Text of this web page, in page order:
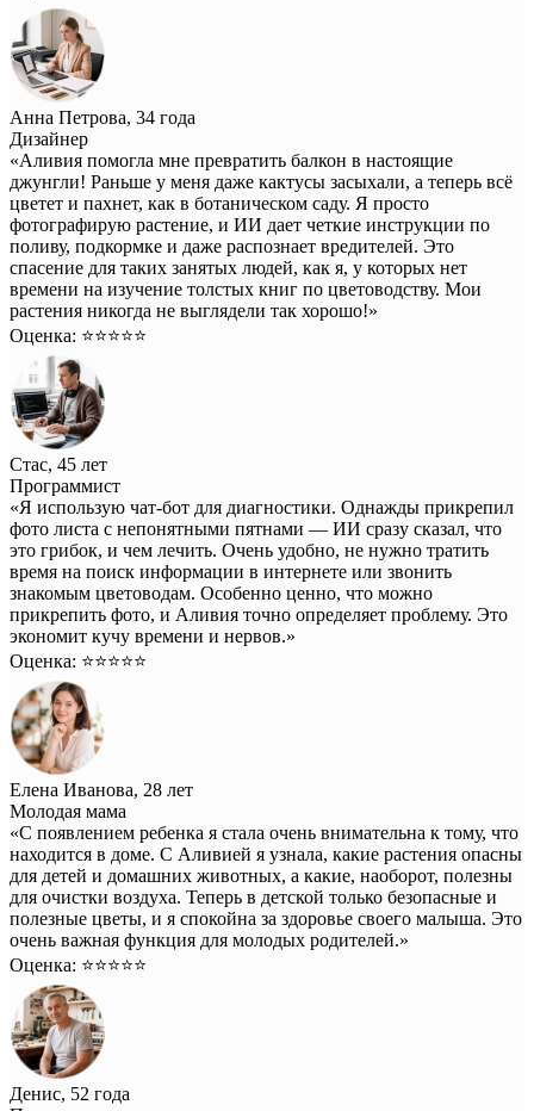
Анна Петрова, 34 года
Дизайнер
«Аливия помогла мне превратить балкон в настоящие
джунгли! Раньше у меня даже кактусы засыхали, а теперь всё
цветет и пахнет, как в ботаническом саду. Я просто
фотографирую растение, и ИИ дает четкие инструкции по
поливу, подкормке и даже распознает вредителей. Это
спасение для таких занятых людей, как я, у которых нет
времени на изучение толстых книг по цветоводству. Мои
растения никогда не выглядели так хорошо!»
Оценка: ⭐️⭐️⭐️⭐️⭐️
Стас, 45 лет
Программист
«Я использую чат-бот для диагностики. Однажды прикрепил
фото листа с непонятными пятнами — ИИ сразу сказал, что
это грибок, и чем лечить. Очень удобно, не нужно тратить
время на поиск информации в интернете или звонить
знакомым цветоводам. Особенно ценно, что можно
прикрепить фото, и Аливия точно определяет проблему. Это
экономит кучу времени и нервов.»
Оценка: ⭐️⭐️⭐️⭐️⭐️
Елена Иванова, 28 лет
Молодая мама
«С появлением ребенка я стала очень внимательна к тому, что
находится в доме. С Аливией я узнала, какие растения опасны
для детей и домашних животных, а какие, наоборот, полезны
для очистки воздуха. Теперь в детской только безопасные и
полезные цветы, и я спокойна за здоровье своего малыша. Это
очень важная функция для молодых родителей.»
Оценка: ⭐️⭐️⭐️⭐️⭐️
Денис, 52 года